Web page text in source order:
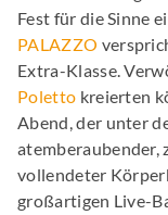
Fest für die Sinne
PALAZZO
Extra-Klasse.
Poletto kreierten
Abend, der unter
atemberaubender,
vollendeter
großartigen Live-